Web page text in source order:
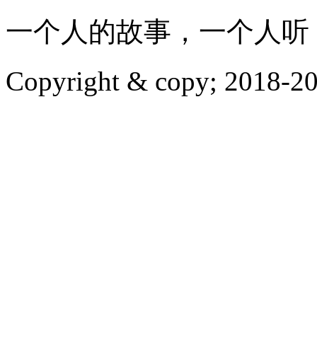
一个人的故事，一个人听
Copyright & copy; 2018-